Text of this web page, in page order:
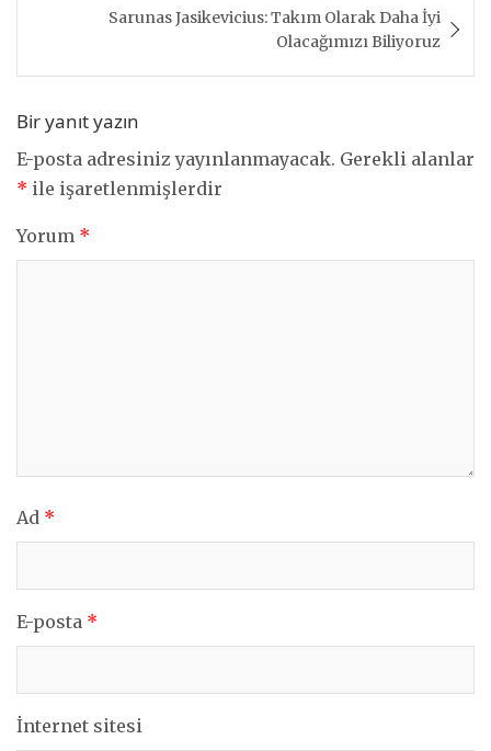
Sarunas Jasikevicius: Takım Olarak Daha İyi
Olacağımızı Biliyoruz
Bir yanıt yazın
E-posta adresiniz yayınlanmayacak. Gerekli alanlar
* ile işaretlenmişlerdir
Yorum *
Ad *
E-posta *
İnternet sitesi